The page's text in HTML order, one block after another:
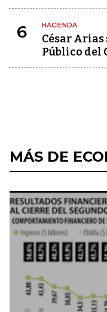
6 HACIENDA
César
Público del
MÁS DE